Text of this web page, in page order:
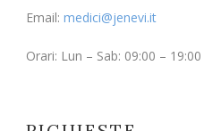
Email: medici@jenevi.it
Orari: Lun – Sab: 09:00 – 19:00